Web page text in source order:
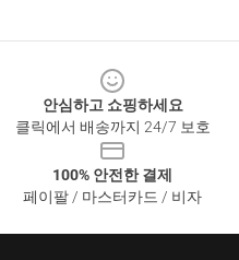
안심하고 쇼핑하세요
클릭에서 배송까지 24/7 보호
100% 안전한 결제
페이팔 / 마스터카드 / 비자